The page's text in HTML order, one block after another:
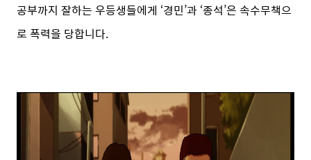
공부까지 잘하는 우등생들에게 ‘경민’과 ‘종석’은 속수무책으
로 폭력을 당합니다.